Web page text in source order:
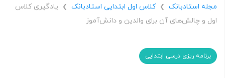
مجله استادبانک ❯ کلاس اول ابتدایی استادبانک ❯
یادگیری کلاس
اول و چالش‌های آن برای والدین و دانش‌آموز
برنامه ریزی درسی ابتدایی